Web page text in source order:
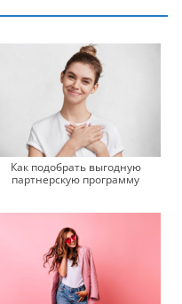
Как подобрать выгодную
партнерскую программу